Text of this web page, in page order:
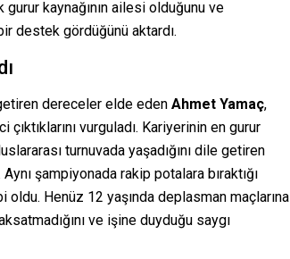
kaynağının ailesi olduğunu ve
destek gördüğünü aktardı.
dereceler elde eden Ahmet Yamaç,
vurguladı. Kariyerinin en gurur
turnuvada yaşadığını dile getiren
şampiyonada rakip potalara bıraktığı
oldu. Henüz 12 yaşında deplasman maçlarına
ve işine duyduğu saygı